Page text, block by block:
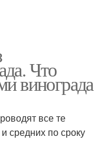
Что
винограда
все те
средних по сроку